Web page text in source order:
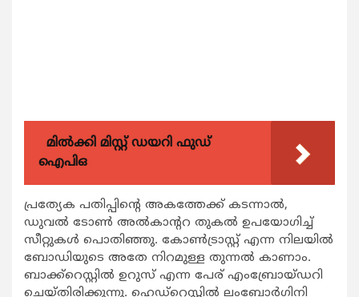
മിൽക്കി മിസ്റ്റ് ഡയറി ഫുഡ്
ഐപിഒ
പ്രത്യേക പതിപ്പിന്റെ അകത്തേക്ക് കടന്നാല്‍,
ഡുവല്‍ ടോണ്‍ അല്‍കാന്ററ തുകല്‍ ഉപയോഗിച്ച്
സീറ്റുകള്‍ പൊതിഞ്ഞു. കോണ്‍ട്രാസ്റ്റ് എന്ന നിലയില്‍
ബോഡിയുടെ അതേ നിറമുള്ള തുന്നല്‍ കാണാം.
ബാക്ക്‌റെസ്റ്റില്‍ ഉറുസ് എന്ന പേര് എംബ്രോയ്ഡറി
ചെയ്തിരിക്കുന്നു. ഹെഡ്‌റെസ്റ്റില്‍ ലംബോര്‍ഗിനി